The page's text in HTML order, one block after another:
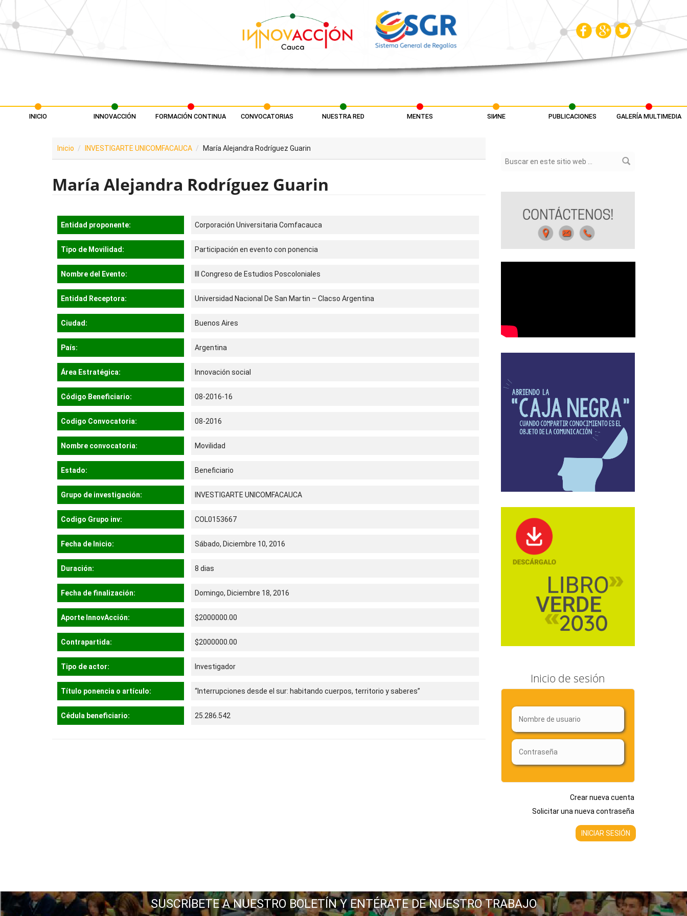
Pasar al contenido principal
INICIO INNOVACCIÓN FORMACIÓN CONTINUA CONVOCATORIAS NUESTRA RED MENTES SIИNE PUBLICACIONES GALERÍA MULTIMEDIA
Inicio INVESTIGARTE UNICOMFACAUCA María Alejandra Rodríguez Guarin
María Alejandra Rodríguez Guarin
Entidad proponente: Corporación Universitaria Comfacauca
Tipo de Movilidad: Participación en evento con ponencia
Nombre del Evento: III Congreso de Estudios Poscoloniales
Entidad Receptora: Universidad Nacional De San Martin – Clacso Argentina
Ciudad: Buenos Aires
País: Argentina
Área Estratégica: Innovación social
Código Beneficiario: 08-2016-16
Codigo Convocatoria: 08-2016
Nombre convocatoria: Movilidad
Estado: Beneficiario
Grupo de investigación: INVESTIGARTE UNICOMFACAUCA
Codigo Grupo inv: COL0153667
Fecha de Inicio: Sábado, Diciembre 10, 2016
Duración: 8 dias
Fecha de finalización: Domingo, Diciembre 18, 2016
Aporte InnovAcción: $2000000.00
Contrapartida: $2000000.00
Tipo de actor: Investigador
Título ponencia o artículo: “Interrupciones desde el sur: habitando cuerpos, territorio y saberes”
Cédula beneficiario: 25.286.542
Formulario de búsqueda
Inicio de sesión
Crear nueva cuenta
Solicitar una nueva contraseña
SUSCRÍBETE A NUESTRO BOLETÍN Y ENTÉRATE DE NUESTRO TRABAJO